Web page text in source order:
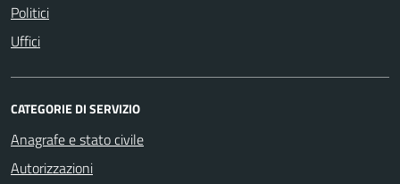
Politici
Uffici
CATEGORIE DI SERVIZIO
Anagrafe e stato civile
Autorizzazioni